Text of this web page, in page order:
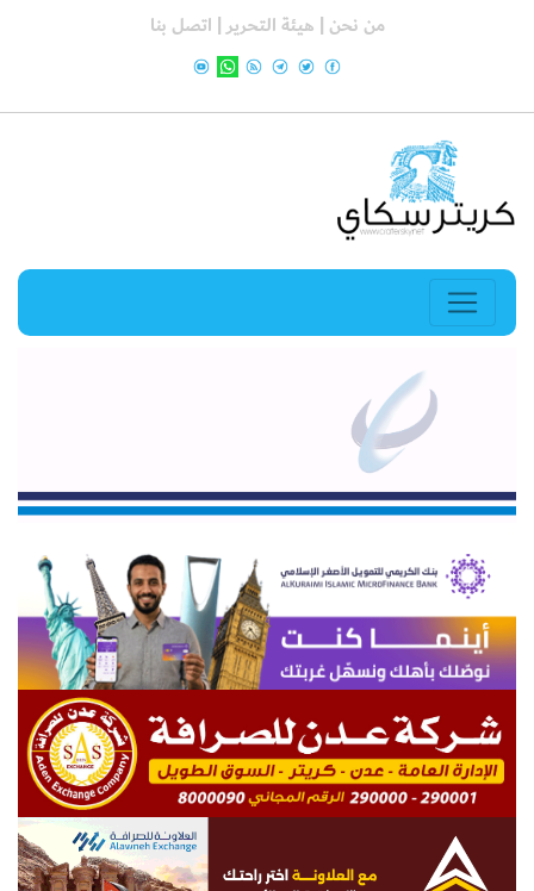
من نحن | هيئة التحرير | اتصل بنا